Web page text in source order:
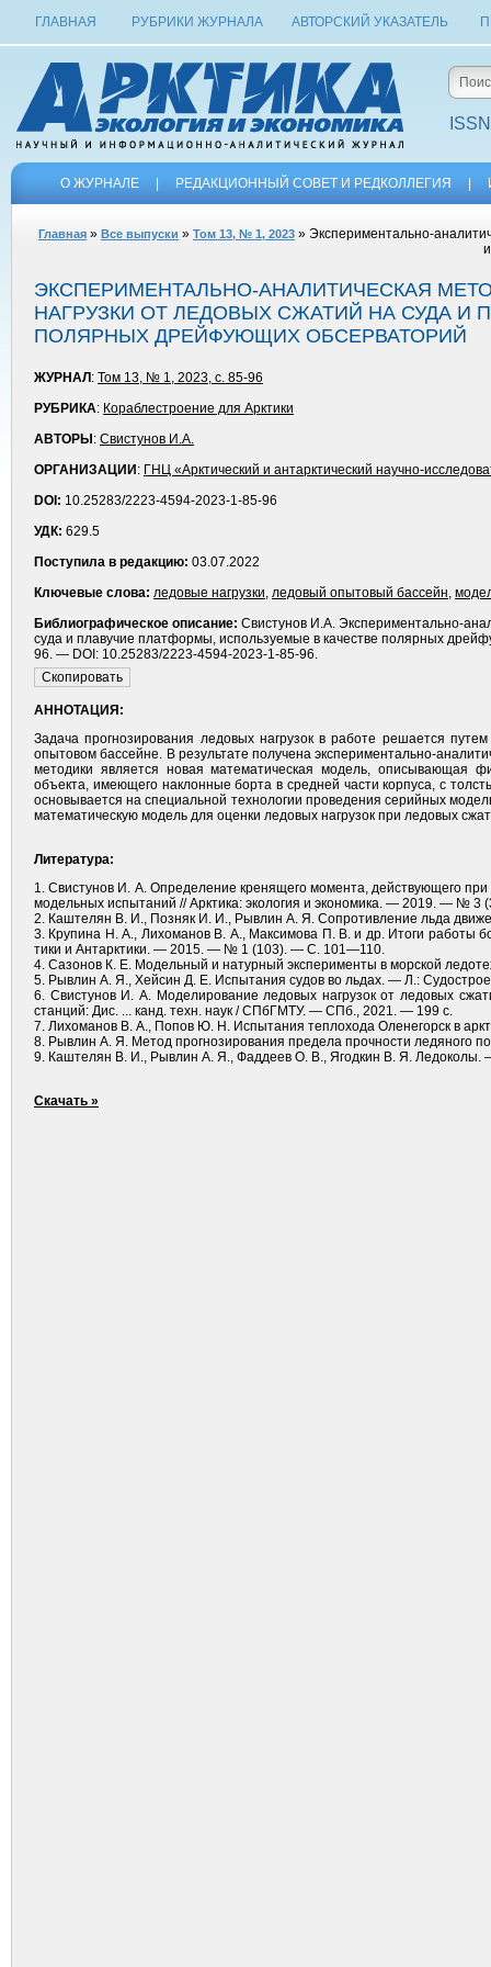
ГЛАВНАЯ РУБРИКИ ЖУРНАЛА АВТОРСКИЙ УКАЗАТЕЛЬ
О ЖУРНАЛЕ РЕДАКЦИОННЫЙ СОВЕТ И РЕДКОЛЛЕГИЯ
Главная » Все выпуски » Том 13, № 1, 2023 » Экспериментально-
ЭКСПЕРИМЕНТАЛЬНО-АНАЛИТИЧЕСКАЯ
НАГРУЗКИ ОТ ЛЕДОВЫХ СЖАТИЙ НА СУДА И
ПОЛЯРНЫХ ДРЕЙФУЮЩИХ ОБСЕРВАТОРИЙ
ЖУРНАЛ : Том 13, № 1, 2023, с. 85-96
РУБРИКА: Кораблестроение для Арктики
АВТОРЫ : Свистунов И.А.
ОРГАНИЗАЦИИ : ГНЦ «Арктический и антарктический научно-
DOI: 10.25283/2223-4594-2023-1-85-96
УДК: 629.5
Поступила в редакцию: 03.07.2022
Ключевые слова: ледовые нагрузки, ледовый опытовый бассейн,
Библиографическое описание: Свистунов И.А. Экспериментально-
суда и плавучие платформы, используемые в качестве полярных
96. — DOI: 10.25283/2223-4594-2023-1-85-96.
АННОТАЦИЯ:
Задача прогнозирования ледовых нагрузок в работе решается
опытовом бассейне. В результате получена экспериментально-
методики является новая математическая модель, описывающая
объекта, имеющего наклонные борта в средней части корпуса, с
основывается на специальной технологии проведения серийных
математическую модель для оценки ледовых нагрузок при ледовых
Литература:
1. Свистунов И. А. Определение кренящего момента, действующего
модельных испытаний // Арк­тика: экология и экономика. — 2019. — №
2. Каштелян В. И., Позняк И. И., Рывлин А. Я. Сопротивление льда
3. Крупина Н. А., Лихоманов В. А., Максимова П. В. и др. Итоги работы
тики и Антарктики. — 2015. — № 1 (103). — С. 101—110.
4. Сазонов К. Е. Модельный и натурный эксперименты в морской
5. Рывлин А. Я., Хейсин Д. Е. Испытания судов во льдах. — Л.:
6. Свистунов И. А. Моделирование ледовых нагрузок от ледовых
станций: Дис. ... канд. техн. наук / СПбГМТУ. — СПб., 2021. — 199 с.
7. Лихоманов В. А., Попов Ю. Н. Испытания теплохода Оленегорск в
8. Рывлин А. Я. Метод прогнозирования предела прочности
9. Каштелян В. И., Рывлин А. Я., Фаддеев О. В., Ягод­кин В. Я. Ледоколы.
Скачать »